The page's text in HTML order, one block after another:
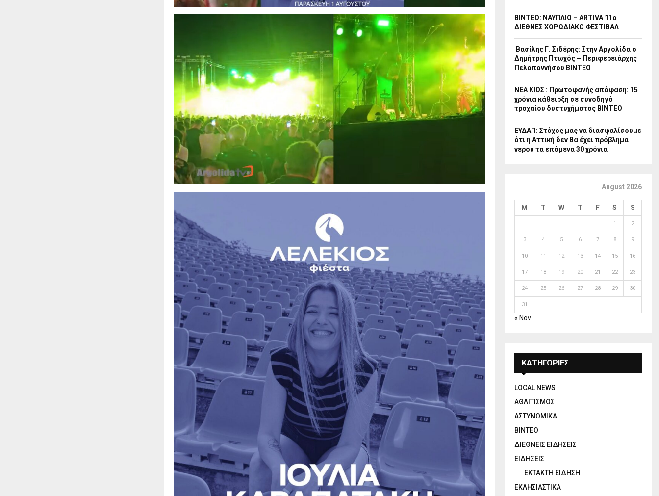
ΒΙΝΤΕΟ: ΝΑΥΠΛΙΟ – ARTIVA 11ο
ΔΙΕΘΝΕΣ ΧΟΡΩΔΙΑΚΟ ΦΕΣΤΙΒΑΛ
Βασίλης Γ. Σιδέρης: Στην Αργολίδα ο
Δημήτρης Πτωχός – Περιφερειάρχης
Πελοποννήσου ΒΙΝΤΕΟ
ΝΕΑ ΚΙΟΣ : Πρωτοφανής απόφαση: 15
χρόνια κάθειρξη σε συνοδηγό
τροχαίου δυστυχήματος ΒΙΝΤΕΟ
ΕΥΔΑΠ: Στόχος μας να διασφαλίσουμε
ότι η Αττική δεν θα έχει πρόβλημα
νερού τα επόμενα 30 χρόνια
August 2026
M T W T F S S
1 2
3 4 5 6 7 8 9
10 11 12 13 14 15 16
17 18 19 20 21 22 23
24 25 26 27 28 29 30
31
« Nov
ΚΑΤΗΓΟΡΙΕΣ
LOCAL NEWS
ΑΘΛΙΤΙΣΜΟΣ
ΑΣΤΥΝΟΜΙΚΑ
ΒΙΝΤΕΟ
ΔΙΕΘΝΕΙΣ ΕΙΔΗΣΕΙΣ
ΕΙΔΗΣΕΙΣ
ΕΚΤΑΚΤΗ ΕΙΔΗΣΗ
ΕΚΛΗΣΙΑΣΤΙΚΑ